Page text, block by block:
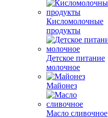
Кисломолочные
продукты
Детское питание
молочное
Майонез
Масло сливочное